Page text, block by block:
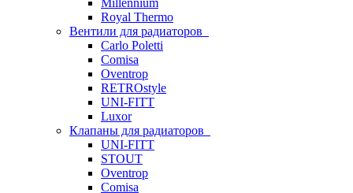
Millennium
Royal Thermo
Вентили для радиаторов
Carlo Poletti
Comisa
Oventrop
RETROstyle
UNI-FITT
Luxor
Клапаны для радиаторов
UNI-FITT
STOUT
Oventrop
Comisa